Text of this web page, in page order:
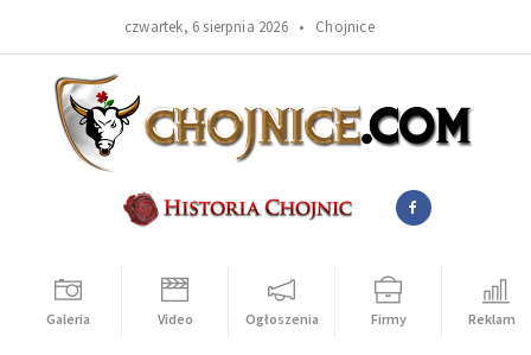
czwartek, 6 sierpnia 2026 • Chojnice
Galeria Video Ogłoszenia Firmy Reklama